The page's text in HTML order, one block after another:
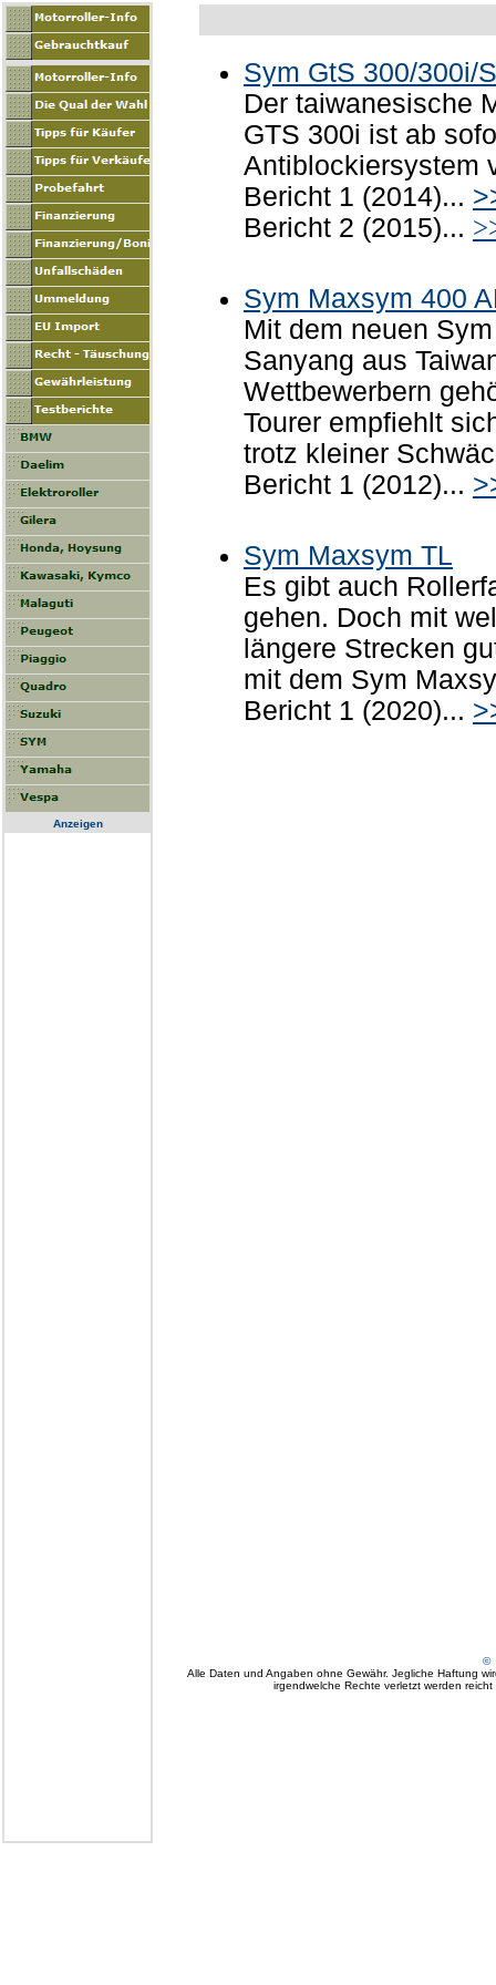
Anzeigen
Sym GtS 300/300i/
Der taiwanesische
GTS 300i ist ab
Antiblockiersystem
Bericht 1 (2014)...
Bericht 2 (2015)...
Sym Maxsym 400
Mit dem neuen
Sanyang aus
Wettbewerbern
Tourer empfiehlt
trotz kleiner
Bericht 1 (2012)...
Sym Maxsym TL
Es gibt auch
gehen. Doch mit
längere Strecken
mit dem Sym
Bericht 1 (2020)...
©
Alle Daten und Angaben ohne Gewähr. Jegliche Haftung
irgendwelche Rechte verletzt werden